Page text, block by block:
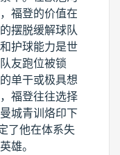
福登的价值在
摆脱缓解球队
护球能力是世
友跑位被锁
单干或极具想
福登往往选择
城青训烙印下
了他在体系失
雄。